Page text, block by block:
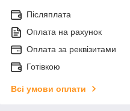
Післяплата
Оплата на рахунок
Оплата за реквізитами
Готівкою
Всі умови оплати